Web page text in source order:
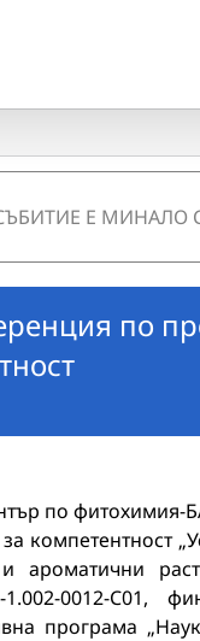
Е МИНАЛО
по
по фитохимия-
компетентност
1.002-0012-C01,
програма